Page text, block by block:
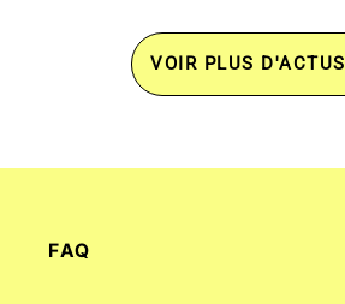
VOIR PLUS D'ACTUS
FAQ